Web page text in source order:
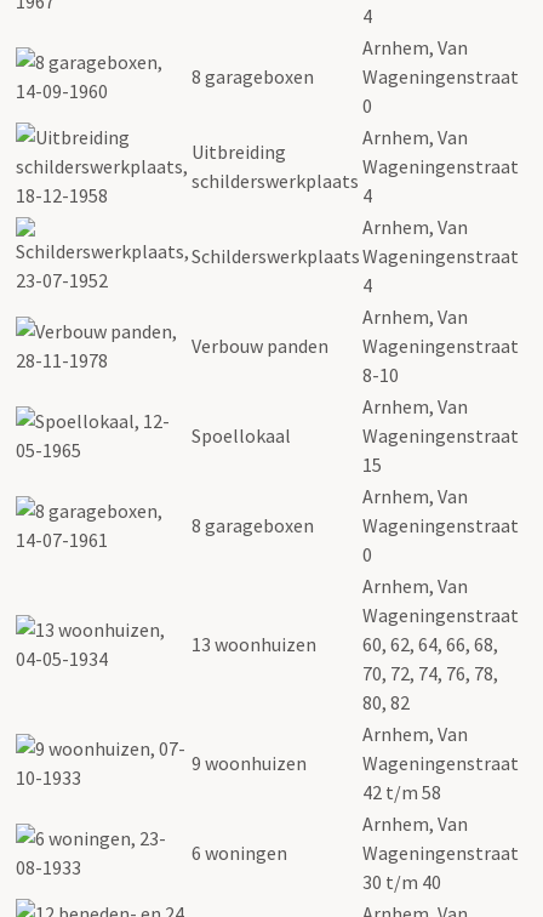
4
8 garageboxen
Arnhem, Van
Wageningenstraat
0
Uitbreiding
schilderswerkplaats
Arnhem, Van
Wageningenstraat
4
Schilderswerkplaats
Arnhem, Van
Wageningenstraat
4
Verbouw panden
Arnhem, Van
Wageningenstraat
8-10
Spoellokaal
Arnhem, Van
Wageningenstraat
15
8 garageboxen
Arnhem, Van
Wageningenstraat
0
13 woonhuizen
Arnhem, Van
Wageningenstraat
60, 62, 64, 66, 68,
70, 72, 74, 76, 78,
80, 82
9 woonhuizen
Arnhem, Van
Wageningenstraat
42 t/m 58
6 woningen
Arnhem, Van
Wageningenstraat
30 t/m 40